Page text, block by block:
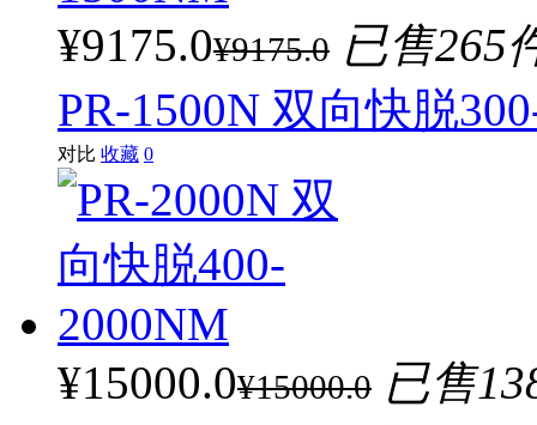
¥9175.0¥9175.0 已售265
PR-1500N 双向快脱
对比 收藏 0
¥15000.0¥15000.0 已售